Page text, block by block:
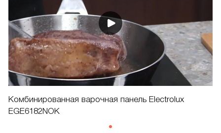
Комбинированная варочная панель Electrolux
EGE6182NOK